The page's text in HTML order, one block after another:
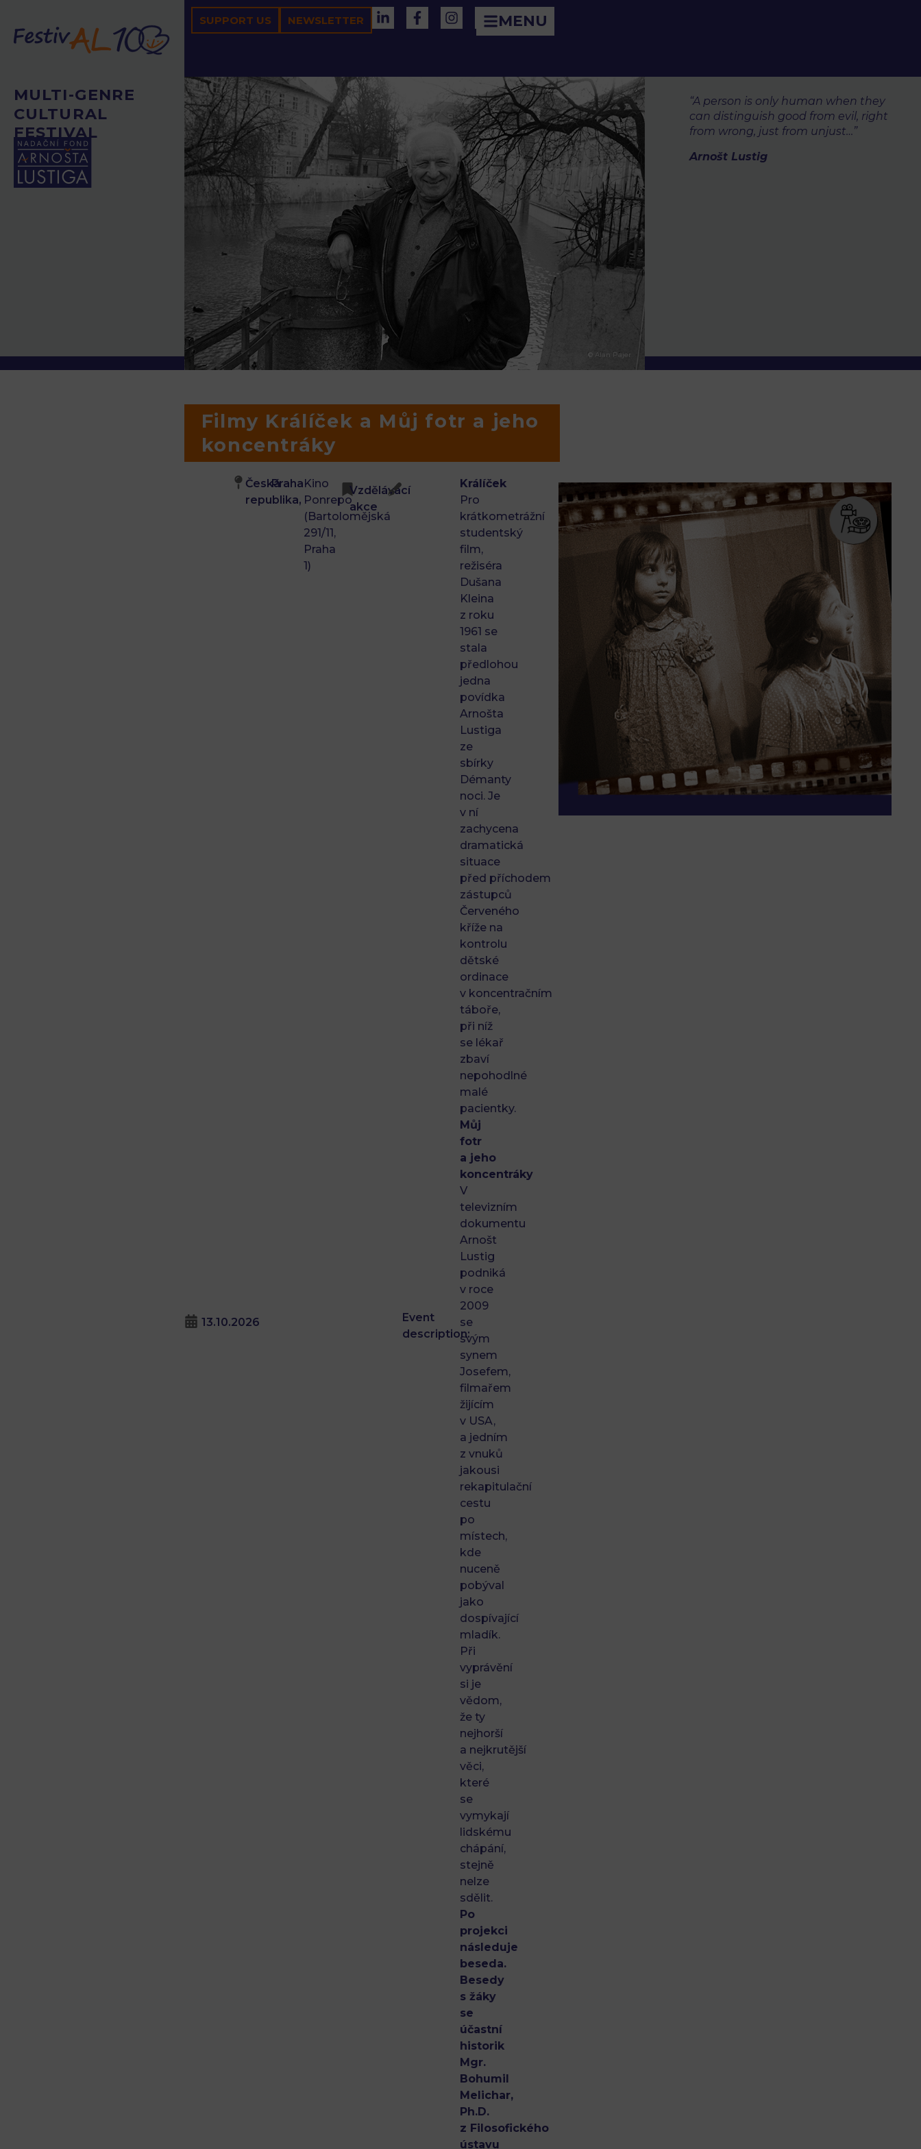
SUPPORT US NEWSLETTER MENU
MULTI-GENRE
CULTURAL
FESTIVAL
© Alan Pajer
“A person is only human when they
can distinguish good from evil, right
from wrong, just from unjust…”
Arnošt Lustig
Filmy Králíček a Můj fotr a jeho
koncentráky
13.10.2026
Česká
republika,
PrahaKino
Ponrepo
(Bartolomějská
291/11,
Praha
1)
Vzdělávací
akce
Event
description:
Králíček
Pro
krátkometrážní
studentský
film,
režiséra
Dušana
Kleina
z roku
1961 se
stala
předlohou
jedna
povídka
Arnošta
Lustiga
ze
sbírky
Démanty
noci. Je
v ní
zachycena
dramatická
situace
před příchodem
zástupců
Červeného
kříže na
kontrolu
dětské
ordinace
v koncentračním
táboře,
při níž
se lékař
zbaví
nepohodlné
malé
pacientky.
Můj
fotr
a jeho
koncentráky
V
televizním
dokumentu
Arnošt
Lustig
podniká
v roce
2009
se
svým
synem
Josefem,
filmařem
žijícím
v USA,
a jedním
z vnuků
jakousi
rekapitulační
cestu
po
místech,
kde
nuceně
pobýval
jako
dospívající
mladík.
Při
vyprávění
si je
vědom,
že ty
nejhorší
a nejkrutější
věci,
které
se
vymykají
lidskému
chápání,
stejně
nelze
sdělit.
Po
projekci
následuje
beseda.
Besedy
s žáky
se
účastní
historik
Mgr.
Bohumil
Melichar,
Ph.D.
z Filosofického
ústavu